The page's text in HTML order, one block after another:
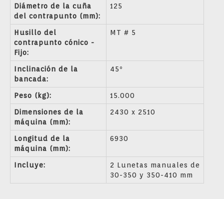
Diámetro de la cuña
del contrapunto (mm):
125
Husillo del
contrapunto cónico -
Fijo:
MT # 5
Inclinación de la
bancada:
45º
Peso (kg): 15.000
Dimensiones de la
máquina (mm):
2430 x 2510
Longitud de la
máquina (mm):
6930
Incluye:
2 Lunetas manuales de
30-350 y 350-410 mm